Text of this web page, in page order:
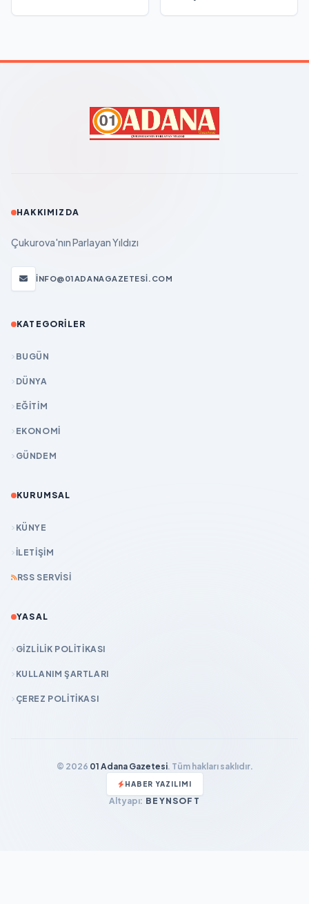
HAKKIMIZDA
Çukurova'nın Parlayan Yıldızı
INFO@01ADANAGAZETESI.COM
KATEGORILER
BUGÜN
DÜNYA
EĞİTİM
EKONOMİ
GÜNDEM
KURUMSAL
KÜNYE
İLETIŞIM
RSS SERVISI
YASAL
GIZLILIK POLITIKASI
KULLANIM ŞARTLARI
ÇEREZ POLITIKASI
© 2026 01 Adana Gazetesi. Tüm hakları saklıdır.
HABER YAZILIMI
Altyapı: BEYNSOFT